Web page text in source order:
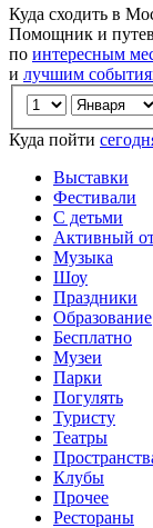
Куда сходить в
Помощник и
по интересным
и лучшим
Куда пойти
Выставки
Фестивали
С детьми
Активный
Музыка
Шоу
Праздники
Образование
Бесплатно
Музеи
Парки
Погулять
Туристу
Театры
Клубы
Прочее
Рестораны